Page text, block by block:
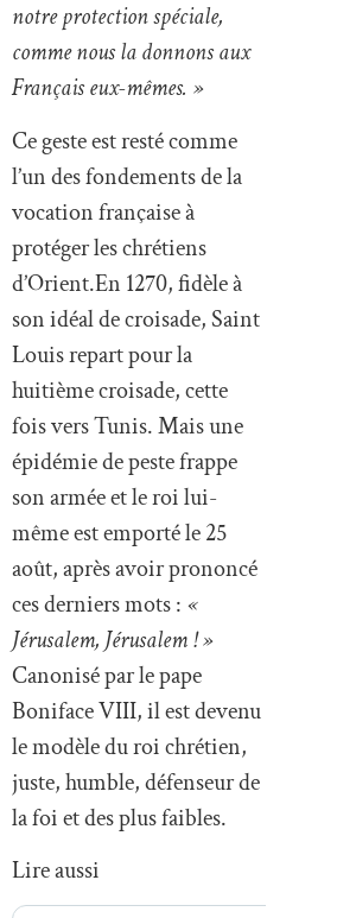
notre protection spéciale,
comme nous la donnons aux
Français eux-mêmes. »
Ce geste est resté comme
l’un des fondements de la
vocation française à
protéger les chrétiens
d’Orient.En 1270, fidèle à
son idéal de croisade, Saint
Louis repart pour la
huitième croisade, cette
fois vers Tunis. Mais une
épidémie de peste frappe
son armée et le roi lui-
même est emporté le 25
août, après avoir prononcé
ces derniers mots : «
Jérusalem, Jérusalem ! »
Canonisé par le pape
Boniface VIII, il est devenu
le modèle du roi chrétien,
juste, humble, défenseur de
la foi et des plus faibles.
Lire aussi